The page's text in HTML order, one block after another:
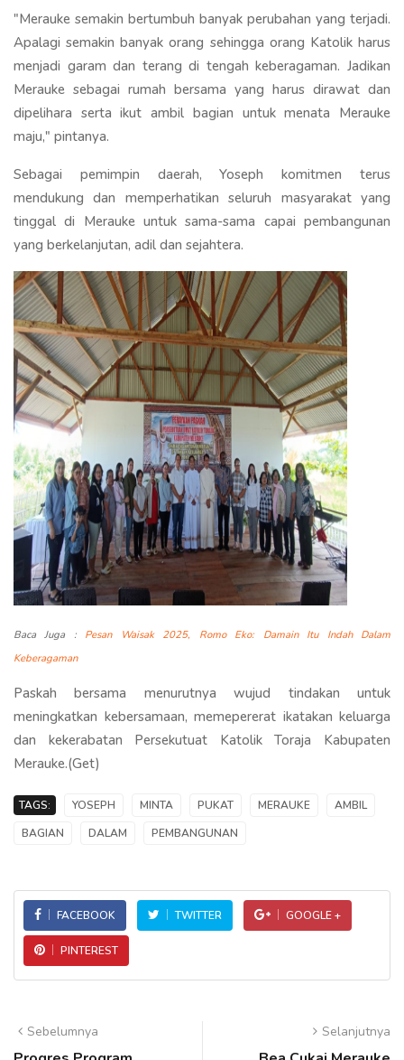
"Merauke semakin bertumbuh banyak perubahan yang terjadi.
Apalagi semakin banyak orang sehingga orang Katolik harus
menjadi garam dan terang di tengah keberagaman. Jadikan
Merauke sebagai rumah bersama yang harus dirawat dan
dipelihara serta ikut ambil bagian untuk menata Merauke
maju," pintanya.
Sebagai pemimpin daerah, Yoseph komitmen terus
mendukung dan memperhatikan seluruh masyarakat yang
tinggal di Merauke untuk sama-sama capai pembangunan
yang berkelanjutan, adil dan sejahtera.
Baca Juga : Pesan Waisak 2025, Romo Eko: Damain Itu Indah Dalam
Keberagaman
Paskah bersama menurutnya wujud tindakan untuk
meningkatkan kebersamaan, memepererat ikatakan keluarga
dan kekerabatan Persekutuat Katolik Toraja Kabupaten
Merauke.(Get)
TAGS: YOSEPH MINTA PUKAT MERAUKE
AMBIL
BAGIAN
DALAM PEMBANGUNAN
FACEBOOK TWITTER GOOGLE +
PINTEREST
Sebelumnya Selanjutnya